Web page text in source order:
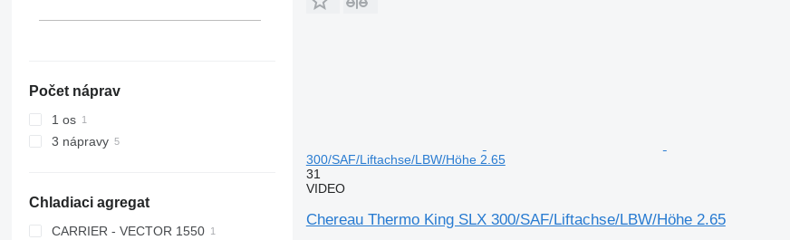
Počet náprav
1 os
3 nápravy
Chladiaci agregat
CARRIER - VECTOR 1550
300/SAF/Liftachse/LBW/Höhe 2.65
31
VIDEO
Chereau Thermo King SLX 300/SAF/Liftachse/LBW/Höhe 2.65